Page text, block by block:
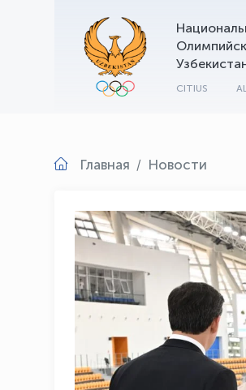
CITIUS
Главная Новости